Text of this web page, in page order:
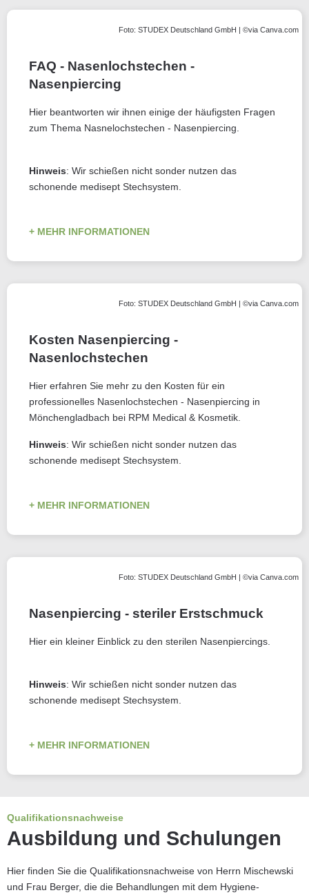
Foto: STUDEX Deutschland GmbH | ©via Canva.com
FAQ - Nasenlochstechen -
Nasenpiercing
Hier beantworten wir ihnen einige der häufigsten Fragen
zum Thema Nasnelochstechen - Nasenpiercing.
Hinweis: Wir schießen nicht sonder nutzen das
schonende medisept Stechsystem.
MEHR INFORMATIONEN
Foto: STUDEX Deutschland GmbH | ©via Canva.com
Kosten Nasenpiercing -
Nasenlochstechen
Hier erfahren Sie mehr zu den Kosten für ein
professionelles Nasenlochstechen - Nasenpiercing in
Mönchengladbach bei RPM Medical & Kosmetik.
Hinweis: Wir schießen nicht sonder nutzen das
schonende medisept Stechsystem.
MEHR INFORMATIONEN
Foto: STUDEX Deutschland GmbH | ©via Canva.com
Nasenpiercing - steriler Erstschmuck
Hier ein kleiner Einblick zu den sterilen Nasenpiercings.
Hinweis: Wir schießen nicht sonder nutzen das
schonende medisept Stechsystem.
MEHR INFORMATIONEN
Qualifikationsnachweise
Ausbildung und Schulungen
Hier finden Sie die Qualifikationsnachweise von Herrn Mischewski
und Frau Berger, die die Behandlungen mit dem Hygiene-